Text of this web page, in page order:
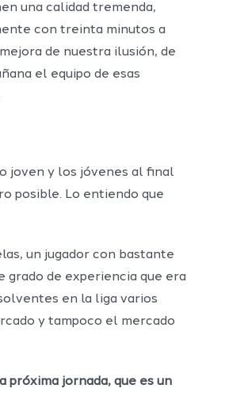
una calidad tremenda,
con treinta minutos a
de nuestra ilusión, de
el equipo de esas
joven y los jóvenes al final
posible. Lo entiendo que
un jugador con bastante
grado de experiencia que era
en la liga varios
y tampoco el mercado
próxima jornada, que es un